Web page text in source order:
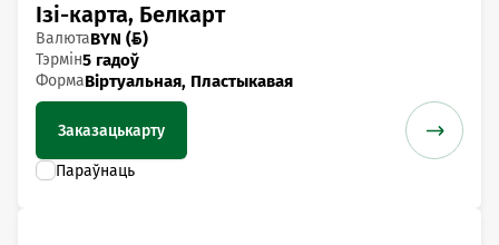
Ізі-карта, Белкарт
ВалютаBYN ()
Тэрмін5 гадоў
ФормаВіртуальная, Пластыкавая
Заказацькарту